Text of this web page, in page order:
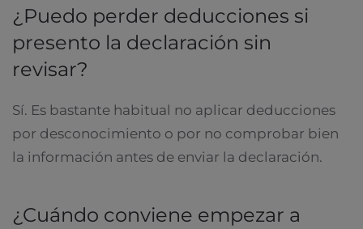
¿Puedo perder deducciones si
presento la declaración sin
revisar?
Sí. Es bastante habitual no aplicar deducciones
por desconocimiento o por no comprobar bien
la información antes de enviar la declaración.
¿Cuándo conviene empezar a